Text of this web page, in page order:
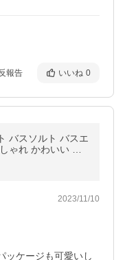
報告 いいね 0
バスソルト バスエ
ゃれ かわいい エ
バスタイム うる
2023/11/10
ッケージも可愛いし